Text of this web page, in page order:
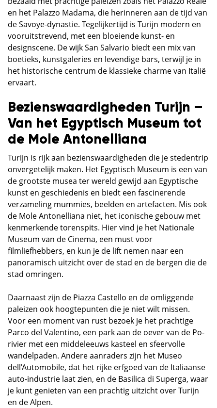
en het Palazzo Madama, die herinneren aan de tijd van
de Savoye-dynastie. Tegelijkertijd is Turijn modern en
vooruitstrevend, met een bloeiende kunst- en
designscene. De wijk San Salvario biedt een mix van
boetieks, kunstgaleries en levendige bars, terwijl je in
het historische centrum de klassieke charme van Italië
ervaart.
Bezienswaardigheden Turijn –
Van het Egyptisch Museum tot
de Mole Antonelliana
Turijn is rijk aan bezienswaardigheden die je stedentrip
onvergetelijk maken. Het Egyptisch Museum is een van
de grootste musea ter wereld gewijd aan Egyptische
kunst en geschiedenis en biedt een fascinerende
verzameling mummies, beelden en artefacten. Mis ook
de Mole Antonelliana niet, het iconische gebouw met
kenmerkende torenspits. Hier vind je het Nationale
Museum van de Cinema, een must voor
filmliefhebbers, en kun je de lift nemen naar een
panoramisch uitzicht over de stad en de bergen die de
stad omringen.
Daarnaast zijn de Piazza Castello en de omliggende
paleizen ook hoogtepunten die je niet wilt missen.
Voor een moment van rust bezoek je het prachtige
Parco del Valentino, een park aan de oever van de Po-
rivier met een middeleeuws kasteel en sfeervolle
wandelpaden. Andere aanraders zijn het Museo
dell’Automobile, dat het rijke erfgoed van de Italiaanse
auto-industrie laat zien, en de Basilica di Superga, waar
je kunt genieten van een prachtig uitzicht over Turijn
en de Alpen.